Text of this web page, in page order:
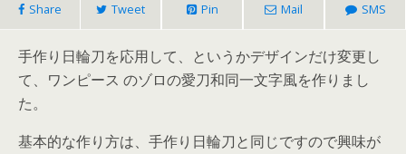
Share Tweet Pin Mail SMS
手作り日輪刀を応用して、というかデザインだけ変更し
て、ワンピース のゾロの愛刀和同一文字風を作りまし
た。
基本的な作り方は、手作り日輪刀と同じですので興味が